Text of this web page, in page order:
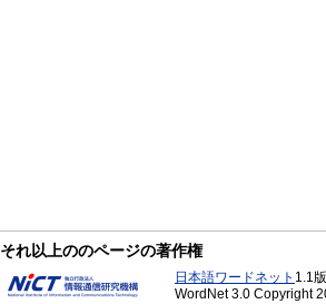
それ以上ののページの著作権
日本語ワードネット 1.1
WordNet 3.0 Copyright